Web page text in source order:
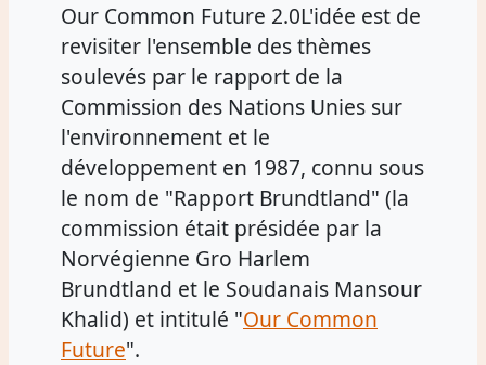
Our Common Future 2.0L'idée est de
revisiter l'ensemble des thèmes
soulevés par le rapport de la
Commission des Nations Unies sur
l'environnement et le
développement en 1987, connu sous
le nom de "Rapport Brundtland" (la
commission était présidée par la
Norvégienne Gro Harlem
Brundtland et le Soudanais Mansour
Khalid) et intitulé "Our Common
Future".